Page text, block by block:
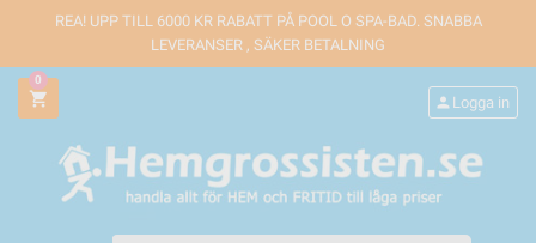
REA! UPP TILL 6000 KR RABATT PÅ POOL O SPA-BAD. SNABBA
LEVERANSER , SÄKER BETALNING
shopping_cart
0
person Logga in